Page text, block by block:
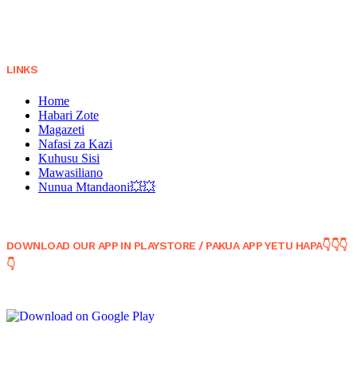
LINKS
Home
Habari Zote
Magazeti
Nafasi za Kazi
Kuhusu Sisi
Mawasiliano
Nunua Mtandaoni💥💥
DOWNLOAD OUR APP IN PLAYSTORE / PAKUA APP YETU HAPA👇👇👇
👇